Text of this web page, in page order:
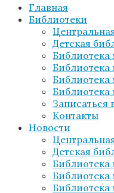
Главная
Библиотеки
Детская
Библиотека
Библиотека
Библиотека
Записаться
Контакты
Новости
Детская
Библиотека
Библиотека
Библиотека